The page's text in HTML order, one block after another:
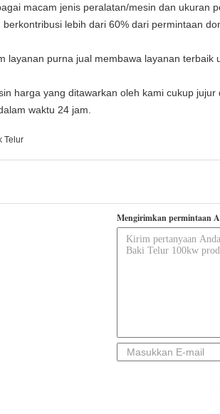
macam jenis peralatan/mesin dan ukuran
lebih dari 60% dari permintaan
layanan purna jual membawa layanan terbaik
harga yang ditawarkan oleh kami cukup jujur
waktu 24 jam.
Telur
Mengirimkan permintaan